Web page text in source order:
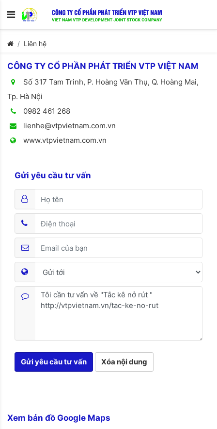
Liên hệ
CÔNG TY CỔ PHẦN PHÁT TRIỂN VTP VIỆT NAM
Số 317 Tam Trinh, P. Hoàng Văn Thụ, Q. Hoàng Mai,
Tp. Hà Nội
0982 461 268
lienhe@vtpvietnam.com.vn
www.vtpvietnam.com.vn
Gửi yêu cầu tư vấn
Gửi yêu cầu tư vấn Xóa nội dung
Xem bản đồ Google Maps